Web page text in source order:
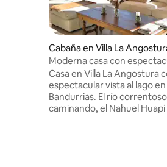
Cabaña en Villa La
Moderna casa con
lago y bosque
Casa en Villa La Angostura
espectacular vista al lago
Bandurrias. El río
caminando, el Nahuel Huapi